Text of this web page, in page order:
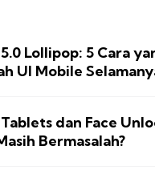
Lollipop: 5 Cara
UI Mobile
dan Face
Bermasalah?